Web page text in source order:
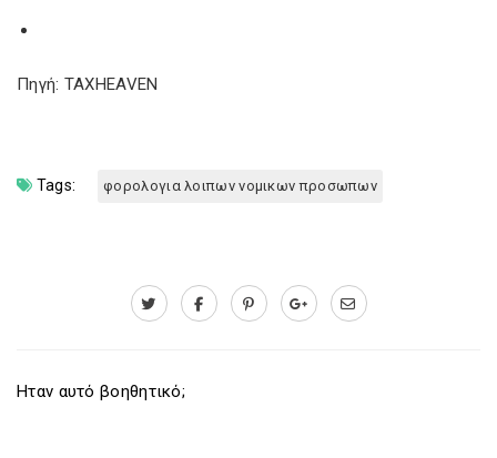
Πηγή: TAXHEAVEN
Tags: φορολογια λοιπων νομικων προσωπων
Ηταν αυτό βοηθητικό;